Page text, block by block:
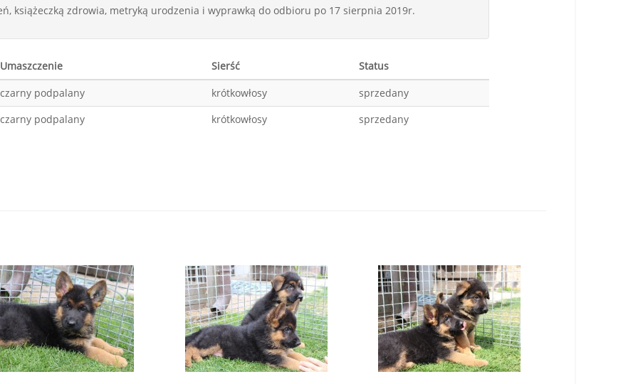
książeczką zdrowia, metryką urodzenia i wyprawką do odbioru po 17 sierpnia 2019r.
Umaszczenie Sierść
Status
czarny podpalany
krótkowłosy
sprzedany
czarny podpalany
krótkowłosy sprzedany